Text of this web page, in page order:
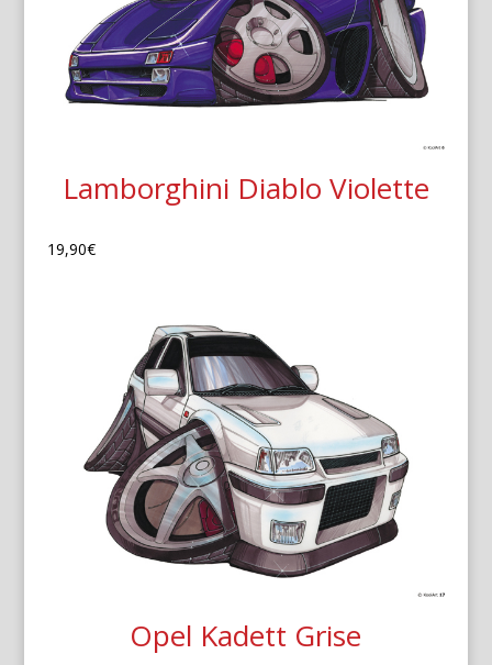
Lamborghini Diablo Violette
19,90€
Opel Kadett Grise